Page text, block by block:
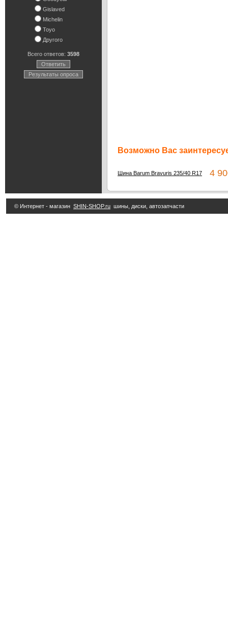
Gislaved
Michelin
Toyo
Другого
Всего ответов: 3598
Ответить
Результаты опроса
Возможно Вас
Шина Barum Bravuris 235/40 R17 4
© Интернет - магазин SHIN-SHOP.ru шины, диски, автозапчасти